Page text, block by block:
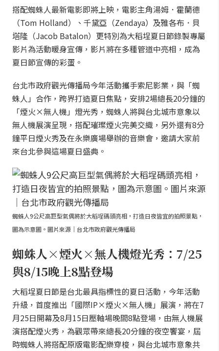
搭配蜘蛛人最新電影即將上映，電影主角湯姆．霍蘭德
（Tom Holland）、千黛亞（Zendaya）及雅各布．貝
塔隆（Jacob Batalon）更特別為大稻埕夏日節錄製專屬
影片為活動暖身宣傳，影片將在多種管道中亮相，成為
夏日節宣傳的彩蛋。
台北市政府觀光傳播局今年活動攜手索尼影業，與「蜘
蛛人」合作，跨界打造夏日焦點，安排2場總長20分鐘的
「煙火×無人機」燈光秀，蜘蛛人將與台北城市意象以
無人機展演呈現，搭配璀璨煙火完美交織，另外還有8分
鐘平日煙火秀及在永樂廣場舉辦的音樂會，邀請大家前
來台北參與這場夏日盛典。
蜘蛛人9公尺高巨型氣偶將於大稻埕碼頭亮相，打造日夜皆宜的拍照景點，
圖為示意圖。圖片來源｜台北市政府觀光傳播局
蜘蛛人×煙火×無人機燈光秀：7/25
與8/15晚上8點登場
大稻埕夏日節是台北最具指標性的夏日活動，今年活動
升級，首度推出「國際IP×煙火×無人機」展演，將在7
月25日開幕及8月15日壓軸場晚間8點登場，由無人機展
演搭配煙火秀，為觀眾帶來總長20分鐘的夜空饗宴，屆
時蜘蛛人將搭配原版電影配樂穿梭，與台北城市意象共